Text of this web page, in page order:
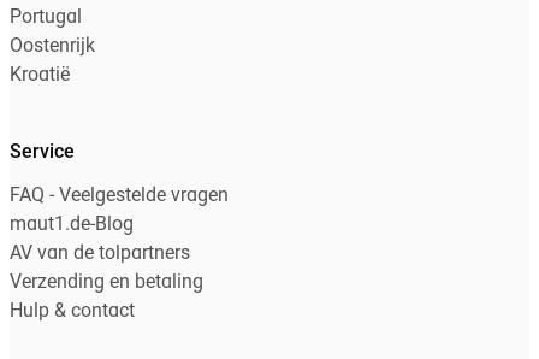
Portugal
Oostenrijk
Kroatië
Service
FAQ - Veelgestelde vragen
maut1.de-Blog
AV van de tolpartners
Verzending en betaling
Hulp & contact